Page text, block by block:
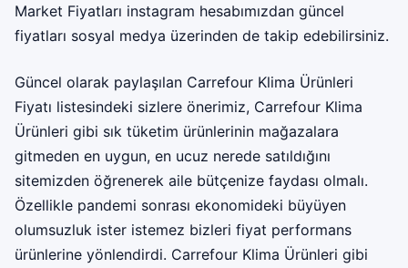
Market Fiyatları instagram hesabımızdan güncel
fiyatları sosyal medya üzerinden de takip edebilirsiniz.
Güncel olarak paylaşılan Carrefour Klima Ürünleri
Fiyatı listesindeki sizlere önerimiz, Carrefour Klima
Ürünleri gibi sık tüketim ürünlerinin mağazalara
gitmeden en uygun, en ucuz nerede satıldığını
sitemizden öğrenerek aile bütçenize faydası olmalı.
Özellikle pandemi sonrası ekonomideki büyüyen
olumsuzluk ister istemez bizleri fiyat performans
ürünlerine yönlendirdi. Carrefour Klima Ürünleri gibi